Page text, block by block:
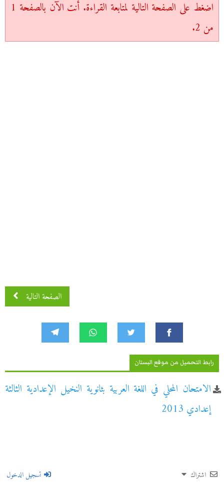
اضغط على الصفحة التالية لمتابعة القراءة. أنت الآن بالصفحة 1
من 2.
الصفحة التالية
رابط التحميل من موقع البستان
الامتحان المحلي في اللغة العربية بثانوية النخيل الإعدادية الثالثة
إعدادي 2013
اشتراك تسجيل الدخول